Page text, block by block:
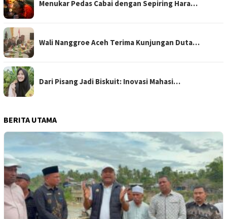
Menukar Pedas Cabai dengan Sepiring Hara…
Wali Nanggroe Aceh Terima Kunjungan Duta…
Dari Pisang Jadi Biskuit: Inovasi Mahasi…
BERITA UTAMA